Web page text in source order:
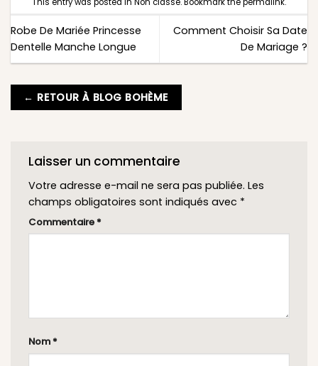
Robe De Mariée Princesse
Dentelle Manche Longue
Comment Choisir Sa Date
De Mariage ?
← RETOUR À BLOG BOHÈME
Laisser un commentaire
Votre adresse e-mail ne sera pas publiée. Les
champs obligatoires sont indiqués avec *
Commentaire *
Nom *